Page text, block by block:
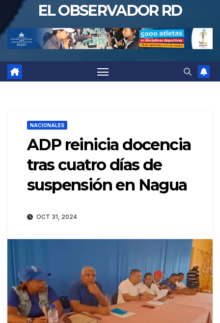
EL OBSERVADOR RD
NACIONALES
ADP reinicia docencia
tras cuatro días de
suspensión en Nagua
OCT 31, 2024